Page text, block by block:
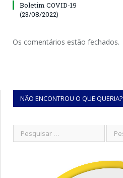
Boletim COVID-19
(23/08/2022)
Os comentários estão fechados.
NÃO ENCONTROU O QUE QUERIA?